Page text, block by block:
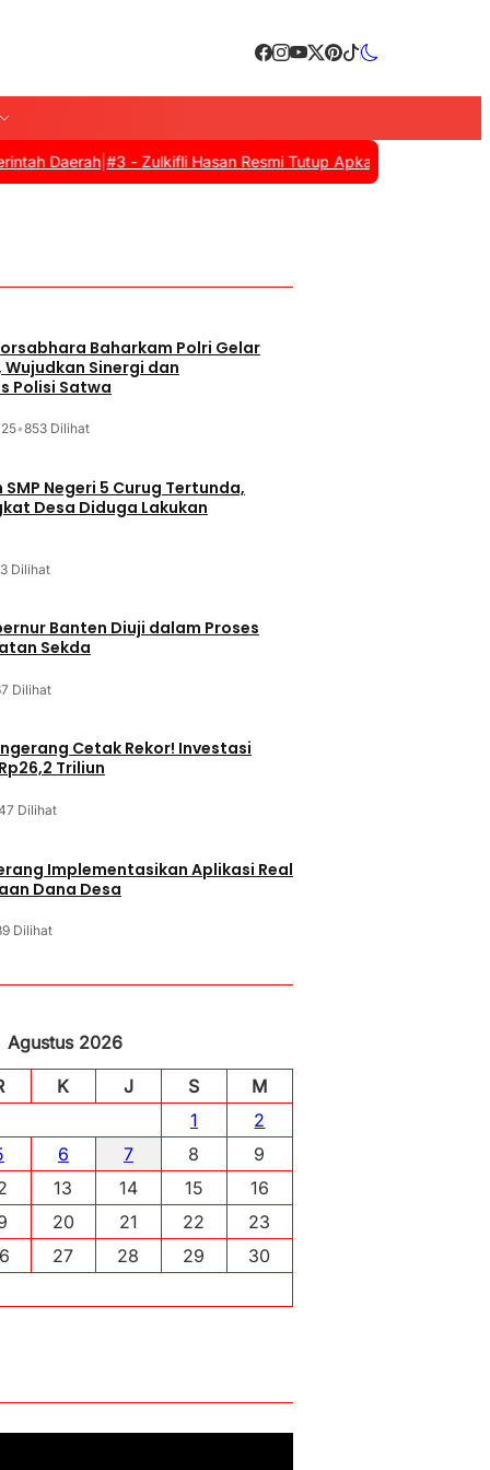
|#3 -Zulkifli Hasan Resmi Tutup Apkasi Otonomi Expo 2025 di
Baharkam Polri Gelar
Wujudkan Sinergi dan
Polisi Satwa
•853 Dilihat
Negeri 5 Curug Tertunda,
Desa Diduga Lakukan
Dilihat
Banten Diuji dalam Proses
Sekda
Dilihat
Cetak Rekor! Investasi
Triliun
Dilihat
Implementasikan Aplikasi Real
Dana Desa
Dilihat
Agustus 2026
K J S
M
1
2
6 7 8
9
13 14 15
16
20 21 22
23
27 28 29
30